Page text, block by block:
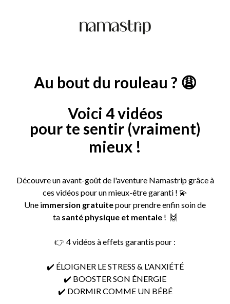
Au bout du rouleau ? 😩
Voici 4 vidéos
pour te sentir (vraiment)
mieux !
Découvre un avant-goût de l'aventure Namastrip grâce à
ces vidéos pour un mieux-être garanti ! 💫
Une immersion gratuitepour prendre enfin soin de
ta santé physique et mentale! 🙌
👉 4 vidéos à effets garantis pour :
✔️ ÉLOIGNER LE STRESS & L'ANXIÉTÉ
✔️ BOOSTER SON ÉNERGIE
✔️ DORMIR COMME UN BÉBÉ